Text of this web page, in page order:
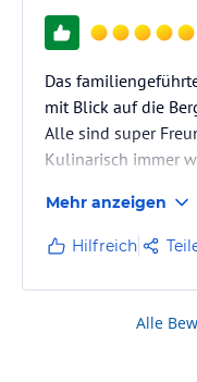
Das
mit Blick auf die
Alle sind super
Kulinarisch immer
Mehr anzeigen
Hilfreich
Alle